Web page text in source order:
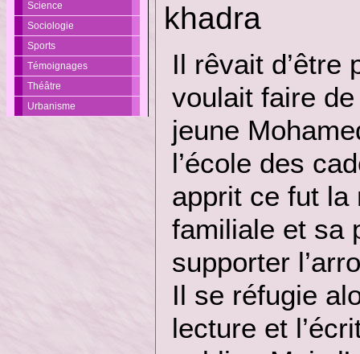
Science
Sociologie
Sports
Témoignages
Théâtre
Urbanisme
khadra
Il rêvait d’être
voulait faire
jeune
l’école des
apprit ce fut la
familiale et sa
supporter
Il se réfugie
lecture et